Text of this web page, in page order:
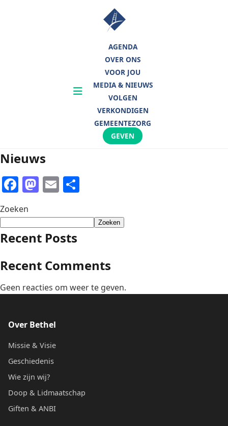
Toon
AGENDA
OVER ONS
VOOR JOU
MEDIA & NIEUWS
VOLGEN
VERKONDIGEN
GEMEENTEZORG
GEVEN
Nieuws
Facebook
Mastodon
Email
Zoeken
Zoeken
Recent Posts
Recent Comments
Geen reacties om weer te geven.
Over Bethel
Missie & Visie
Geschiedenis
Wie zijn wij?
Doop & Lidmaatschap
Giften & ANBI